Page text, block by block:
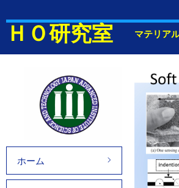
ＨＯ研究室 マテリア
ホーム